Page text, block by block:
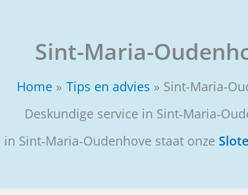
Sint-Maria-
Home Tips en advies
Sint-Maria-
Deskundige service in
Sint‑Maria‑Oudenhove staat onze